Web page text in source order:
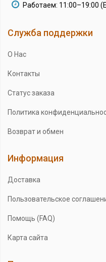
Работаем: 11:00–19:00
Служба поддержки
О Нас
Контакты
Статус заказа
Политика
Возврат и обмен
Информация
Доставка
Пользовательское
Помощь (FAQ)
Карта сайта